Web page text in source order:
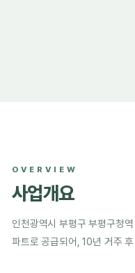
OVERVIEW
사업개요
인천광역시 부평구 부평구청
파트로 공급되어, 10년 거주